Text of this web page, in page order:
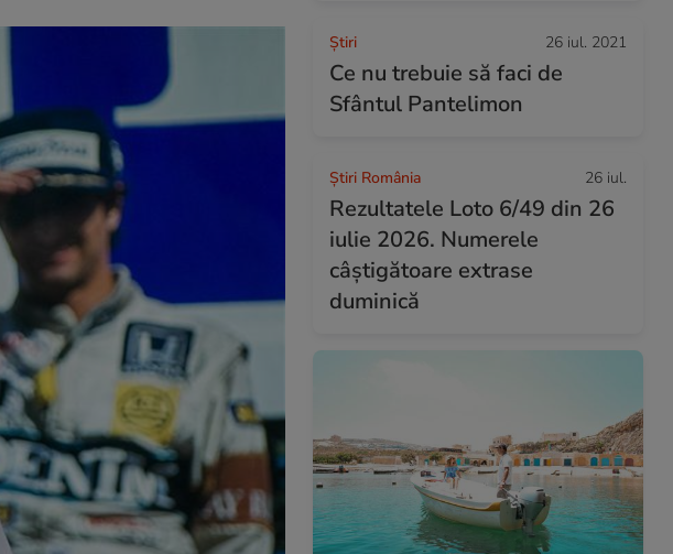
Ştiri 26 iul. 2021
Ce nu trebuie să faci de
Sfântul Pantelimon
Știri România 26 iul.
Rezultatele Loto 6/49 din 26
iulie 2026. Numerele
câștigătoare extrase
duminică